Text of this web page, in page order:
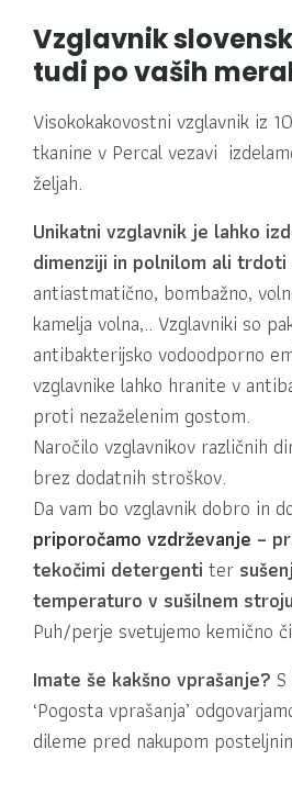
Vzglavnik
tudi po vaših
Visokokakovostni vzglavnik iz
tkanine v Percal vezavi
željah.
Unikatni vzglavnik je lahko
dimenziji in polnilom ali trdoti
antiastmatično, bombažno,
kamelja volna,.. Vzglavniki so
antibakterijsko vodoodporno
vzglavnike lahko hranite v
proti nezaželenim gostom.
Naročilo vzglavnikov različnih
brez dodatnih stroškov.
Da vam bo vzglavnik dobro in
priporočamo vzdrževanje –
tekočimi detergenti ter
temperaturo v sušilnem stroju
Puh/perje svetujemo kemično
Imate še kakšno vprašanje?
‘Pogosta vprašanja’
dileme pred nakupom